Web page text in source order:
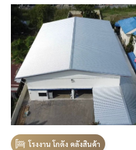
โรงงาน โกดัง คลังสินค้า